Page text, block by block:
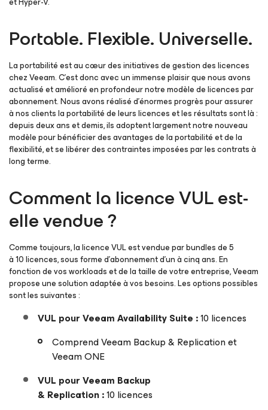
Portable. Flexible. Universelle.
La portabilité est au cœur des initiatives de gestion des licences
chez Veeam. C’est donc avec un immense plaisir que nous avons
actualisé et amélioré en profondeur notre modèle de licences par
abonnement. Nous avons réalisé d’énormes progrès pour assurer
à nos clients la portabilité de leurs licences et les résultats sont là :
depuis deux ans et demis, ils adoptent largement notre nouveau
modèle pour bénéficier des avantages de la portabilité et de la
flexibilité, et se libérer des contraintes imposées par les contrats à
long terme.
Comment la licence VUL est-
elle vendue ?
Comme toujours, la licence VUL est vendue par bundles de 5
à 10 licences, sous forme d’abonnement d’un à cinq ans. En
fonction de vos workloads et de la taille de votre entreprise, Veeam
propose une solution adaptée à vos besoins. Les options possibles
sont les suivantes :
VUL pour Veeam Availability Suite :10 licences
Comprend Veeam Backup & Replication et
Veeam ONE
VUL pour Veeam Backup
& Replication :10 licences